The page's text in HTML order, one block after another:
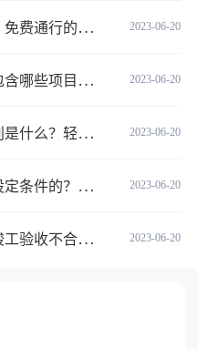
2023-06-20
是什么？|当前速递
2023-06-20
管辖法院如何确定？
2023-06-20
内容都包括哪些？
2023-06-20
动关系包含哪些呢？
2023-06-20
处理？-焦点关注